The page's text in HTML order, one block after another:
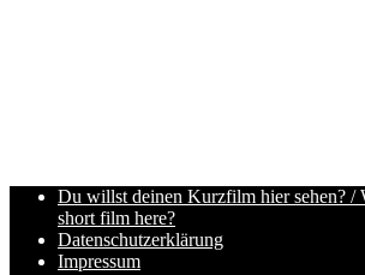
Du willst deinen Kurzfilm hier sehen? /
short film here?
Datenschutzerklärung
Impressum